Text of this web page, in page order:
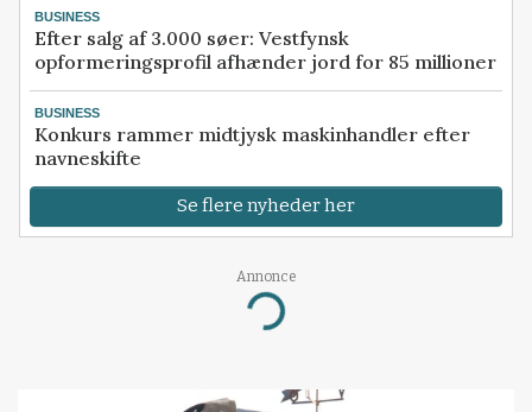
BUSINESS
Efter salg af 3.000 søer: Vestfynsk
opformeringsprofil afhænder jord for 85 millioner
BUSINESS
Konkurs rammer midtjysk maskinhandler efter
navneskifte
Se flere nyheder her
Annonce
Loading...